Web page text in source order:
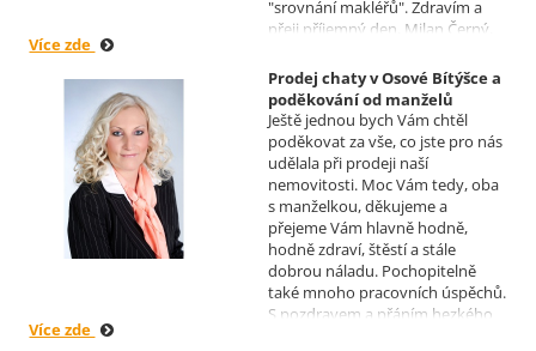
"srovnání makléřů". Zdravím a
přeji příjemný den, Milan Černý,
Více zde
Prodej chaty v Osové Bítýšce a
poděkování od manželů
Kovandových
Realizoval makléř: Sylva
Čadová
Ještě jednou bych Vám chtěl
poděkovat za vše, co jste pro nás
udělala při prodeji naší
nemovitosti. Moc Vám tedy, oba
s manželkou, děkujeme a
přejeme Vám hlavně hodně,
hodně zdraví, štěstí a stále
dobrou náladu. Pochopitelně
také mnoho pracovních úspěchů.
S pozdravem a přáním hezkého
Více zde